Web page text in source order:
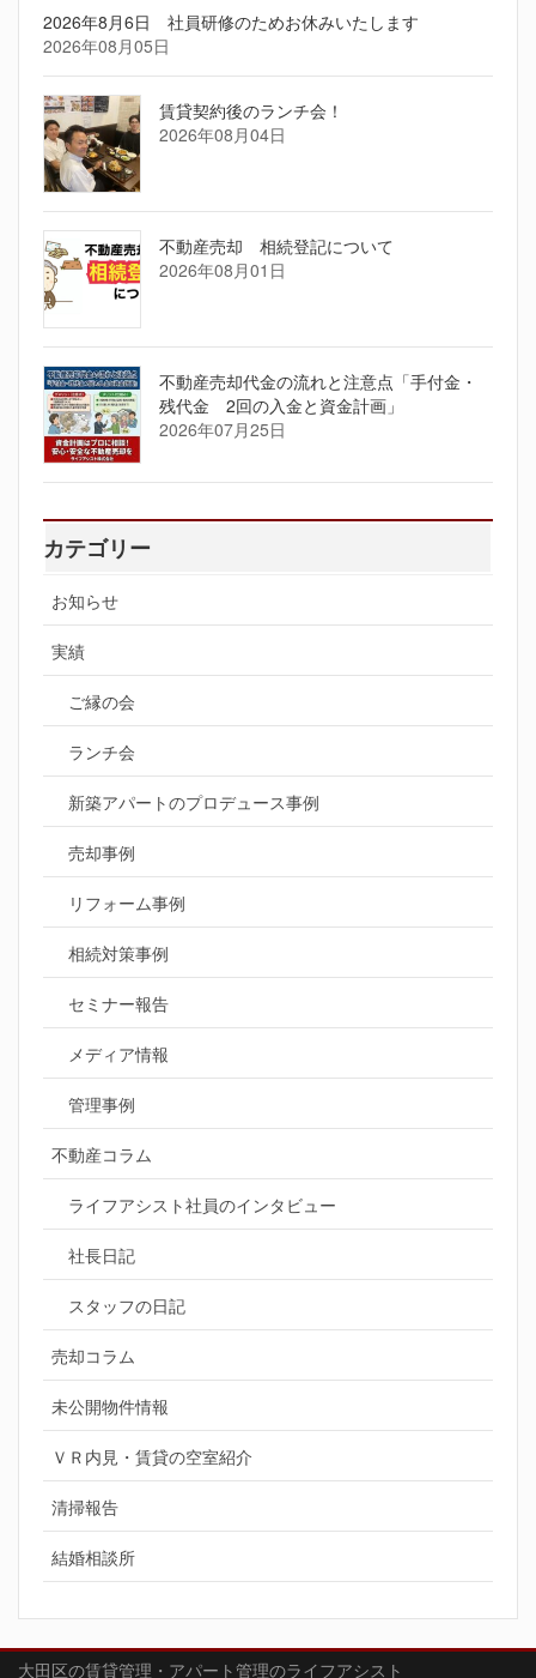
2026年8月6日 社員研修のためお休みいたします
2026年08月05日
賃貸契約後のランチ会！
2026年08月04日
不動産売却 相続登記について
2026年08月01日
不動産売却代金の流れと注意点「手付金・
残代金 2回の入金と資金計画」
2026年07月25日
カテゴリー
お知らせ
実績
ご縁の会
ランチ会
新築アパートのプロデュース事例
売却事例
リフォーム事例
相続対策事例
セミナー報告
メディア情報
管理事例
不動産コラム
ライフアシスト社員のインタビュー
社長日記
スタッフの日記
売却コラム
未公開物件情報
ＶＲ内見・賃貸の空室紹介
清掃報告
結婚相談所
大田区の賃貸管理・アパート管理のライフアシスト